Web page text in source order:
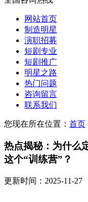
网站首页
制造明星
演职招募
短剧专业
短剧推广
明星之路
热门问题
咨询留言
联系我们
您现在所在位置： 首页
热点揭秘：为什么
这个“训练营”？
更新时间：2025-11-27